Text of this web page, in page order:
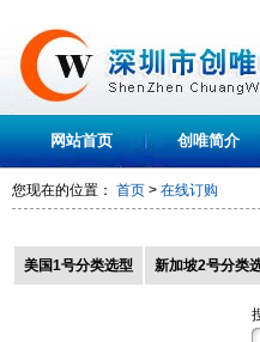
网站首页 创唯简介
您现在的位置： 首页 > 在线订购
美国1号分类选型 新加坡2号分类